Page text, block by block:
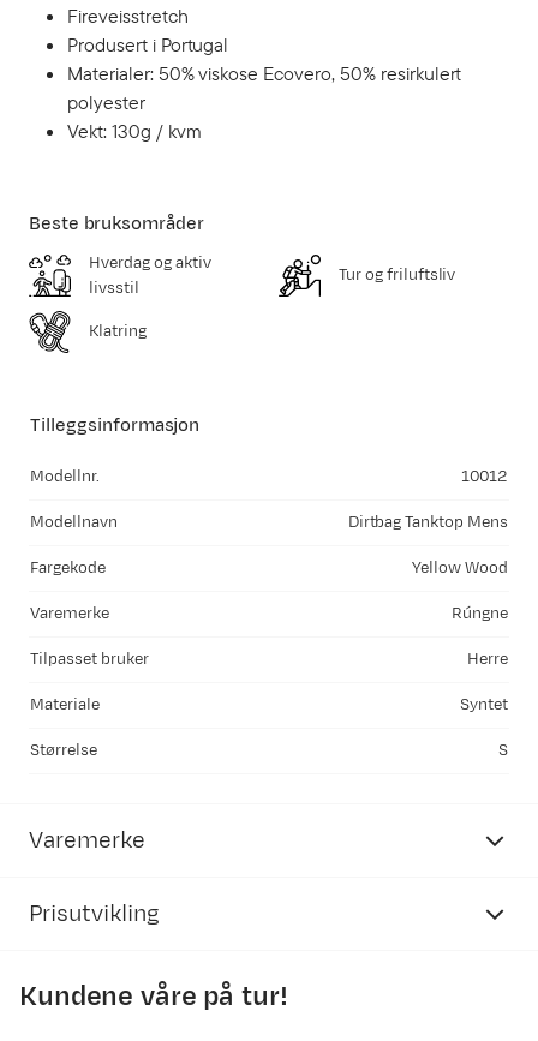
Fireveisstretch
Produsert i Portugal
Materialer: 50% viskose Ecovero, 50% resirkulert
polyester
Vekt: 130g / kvm
Tilleggsinformasjon
Modellnr. 10012
Modellnavn Dirtbag Tanktop Mens
Fargekode Yellow Wood
Varemerke Rúngne
Tilpasset bruker Herre
Materiale Syntet
Størrelse S
Beste bruksområder
Hverdag og aktiv
livsstil
Tur og friluftsliv
Klatring
Varemerke
Prisutvikling
650
Kundene våre på tur!